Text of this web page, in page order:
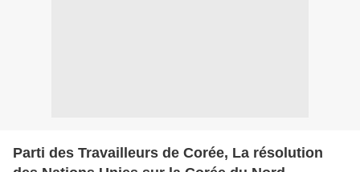
Parti des Travailleurs de Corée, La résolution